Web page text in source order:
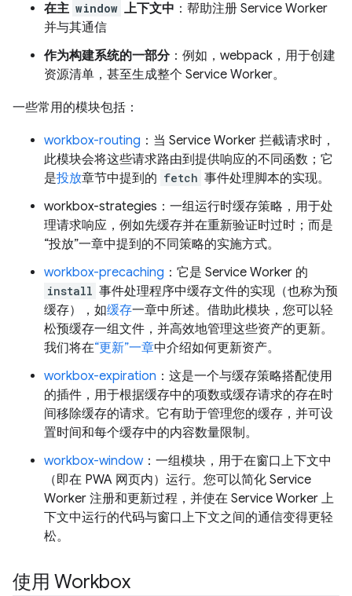
在主 window 上下文中 ：帮助注册 Service Worker
并与其通信
作为构建系统的一部分：例如，webpack，用于创建
资源清单，甚至生成整个 Service Worker。
一些常用的模块包括：
workbox-routing ：当 Service Worker 拦截请求时，
此模块会将这些请求路由到提供响应的不同函数；它
是投放章节中提到的 fetch 事件处理脚本的实现。
workbox-strategies：一组运行时缓存策略，用于处
理请求响应，例如先缓存并在重新验证时过时；而是
“投放”一章中提到的不同策略的实施方式。
workbox-precaching ：它是 Service Worker 的
install 事件处理程序中缓存文件的实现（也称为预
缓存），如缓存一章中所述。借助此模块，您可以轻
松预缓存一组文件，并高效地管理这些资产的更新。
我们将在“更新”一章中介绍如何更新资产。
workbox-expiration ：这是一个与缓存策略搭配使用
的插件，用于根据缓存中的项数或缓存请求的存在时
间移除缓存的请求。它有助于管理您的缓存，并可设
置时间和每个缓存中的内容数量限制。
workbox-window：一组模块，用于在窗口上下文中
（即在 PWA 网页内）运行。您可以简化 Service
Worker 注册和更新过程，并使在 Service Worker 上
下文中运行的代码与窗口上下文之间的通信变得更轻
松。
使用 Workbox